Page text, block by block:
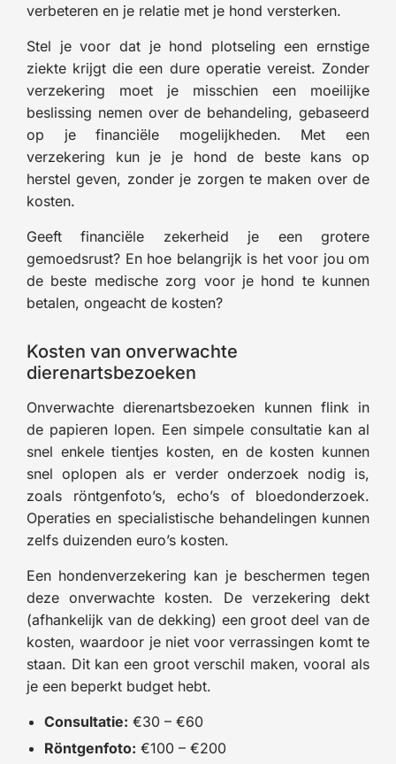
verbeteren en je relatie met je hond versterken.
Stel je voor dat je hond plotseling een ernstige
ziekte krijgt die een dure operatie vereist. Zonder
verzekering moet je misschien een moeilijke
beslissing nemen over de behandeling, gebaseerd
op je financiële mogelijkheden. Met een
verzekering kun je je hond de beste kans op
herstel geven, zonder je zorgen te maken over de
kosten.
Geeft financiële zekerheid je een grotere
gemoedsrust? En hoe belangrijk is het voor jou om
de beste medische zorg voor je hond te kunnen
betalen, ongeacht de kosten?
Kosten van onverwachte
dierenartsbezoeken
Onverwachte dierenartsbezoeken kunnen flink in
de papieren lopen. Een simpele consultatie kan al
snel enkele tientjes kosten, en de kosten kunnen
snel oplopen als er verder onderzoek nodig is,
zoals röntgenfoto’s, echo’s of bloedonderzoek.
Operaties en specialistische behandelingen kunnen
zelfs duizenden euro’s kosten.
Een hondenverzekering kan je beschermen tegen
deze onverwachte kosten. De verzekering dekt
(afhankelijk van de dekking) een groot deel van de
kosten, waardoor je niet voor verrassingen komt te
staan. Dit kan een groot verschil maken, vooral als
je een beperkt budget hebt.
Consultatie: €30 – €60
Röntgenfoto: €100 – €200